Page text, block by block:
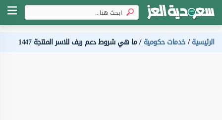
الرئيسية خدمات حكومية ما هي شروط دعم ريف للاسر المنتجة 1447